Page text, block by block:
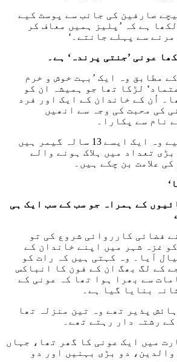
صارفین کی جانب سے پوسٹ کیے
ہے کہ ’پلیز ہمیں معاف کر
سے پہلے جانتے۔‘
عونی ’جنتی پرندہ‘ ہے۔
مطابق وہ ایک ’بہت خوش و خرم
لڑکا تھا جو ہمیشہ ان کو
اُن کے خاندان کے ایک اور فرد
کی محبت کی وجہ سے انھیں
نام سے پکارا۔
بہت سے لوگوں کے لیے وہ ایک ایسے 13 سالہ گیمر ہیں
تعداد میں ہلاک ہونے والے
علامت بن چکے ہیں۔
کے ہمراہ جو سب کے سب ایک ہی
فضائی کارروائی شروع کی تو
کو غزہ شہر میں اپنے خاندان کے
آیا۔ وہ کہتی ہیں کہ رات کو
کے لگ بھگ ان کے فون کا انباکس
سے بھرا ہوا تھا کہ عونی کے
بنایا گیا ہے۔
پذیر تھے وہ تین منزلہ تھا
رشتہ دار رہتے تھے۔
میں ایک عونی کا گھر تھا، جہاں
دو بڑی بہنیں اور دو